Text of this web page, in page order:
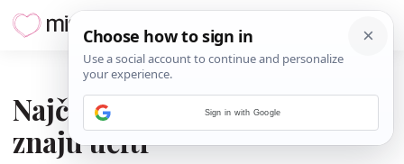
Najčešće greške djece koja ne
znaju učiti
Sign in with Google